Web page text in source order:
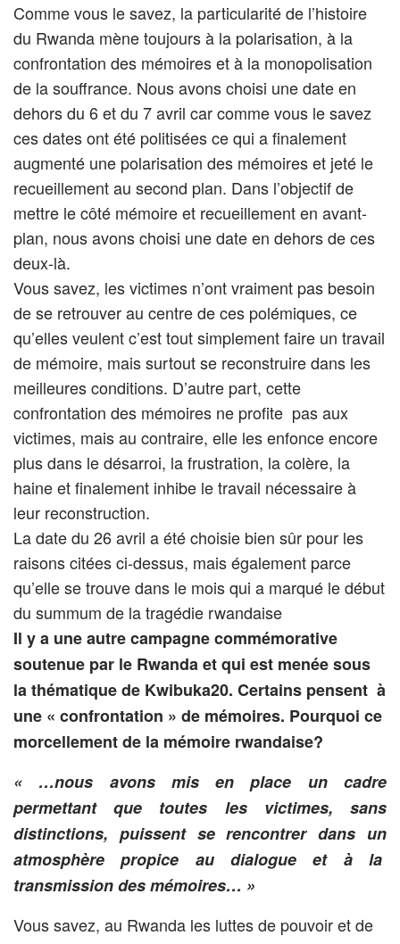
Comme vous le savez, la particularité de l’histoire
du Rwanda mène toujours à la polarisation, à la
confrontation des mémoires et à la monopolisation
de la souffrance. Nous avons choisi une date en
dehors du 6 et du 7 avril car comme vous le savez
ces dates ont été politisées ce qui a finalement
augmenté une polarisation des mémoires et jeté le
recueillement au second plan. Dans l’objectif de
mettre le côté mémoire et recueillement en avant-
plan, nous avons choisi une date en dehors de ces
deux-là.
Vous savez, les victimes n’ont vraiment pas besoin
de se retrouver au centre de ces polémiques, ce
qu’elles veulent c’est tout simplement faire un travail
de mémoire, mais surtout se reconstruire dans les
meilleures conditions. D’autre part, cette
confrontation des mémoires ne profite pas aux
victimes, mais au contraire, elle les enfonce encore
plus dans le désarroi, la frustration, la colère, la
haine et finalement inhibe le travail nécessaire à
leur reconstruction.
La date du 26 avril a été choisie bien sûr pour les
raisons citées ci-dessus, mais également parce
qu’elle se trouve dans le mois qui a marqué le début
du summum de la tragédie rwandaise
Il y a une autre campagne commémorative
soutenue par le Rwanda et qui est menée sous
la thématique de Kwibuka20. Certains pensent à
une « confrontation » de mémoires. Pourquoi ce
morcellement de la mémoire rwandaise?
« …nous avons mis en place un cadre
permettant que toutes les victimes, sans
distinctions, puissent se rencontrer dans un
atmosphère propice au dialogue et à la
transmission des mémoires… »
Vous savez, au Rwanda les luttes de pouvoir et de